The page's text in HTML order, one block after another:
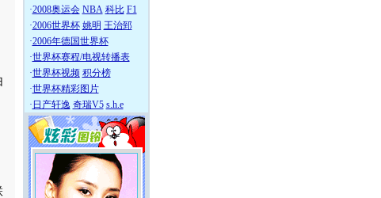
·2008奥运会 NBA 科比 F1
·2006世界杯 姚明 王治郅
·2006年德国世界杯
·世界杯赛程/电视转播表
·世界杯视频 积分榜
·世界杯精彩图片
· 日产轩逸 奇瑞V5 s.h.e